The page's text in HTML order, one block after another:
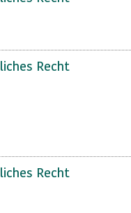
Recht
Recht